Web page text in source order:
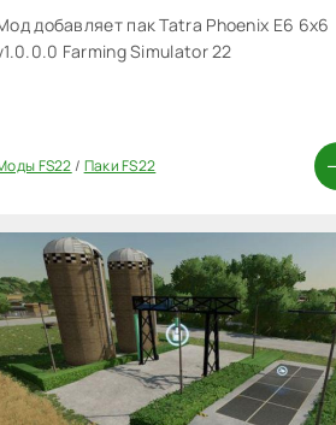
добавляет пак Tatra Phoenix E6 6x6
Farming Simulator 22
FS22/ Паки FS22